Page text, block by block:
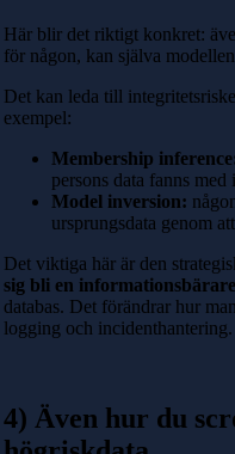
Här blir det riktigt konkret:
för någon, kan själva
Det kan leda till
exempel:
Membership
persons data fanns
Model inversion:
ursprungsdata genom
Det viktiga här är den
sig bli en
databas. Det förändrar hur
logging och incidenthantering.
4) Även hur du